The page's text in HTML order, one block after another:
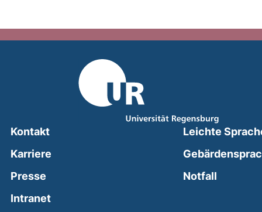
Kontakt
Karriere
Presse
Intranet(external link, opens in a new window)
Leichte
Notfall